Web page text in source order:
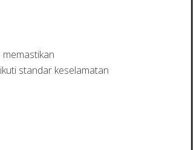
standar keselamatan